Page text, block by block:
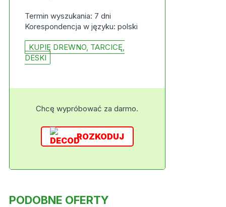
Termin wyszukania: 7 dni
Korespondencja w języku: polski
KUPIĘ DREWNO, TARCICĘ,
DESKI
Chcę wypróbować za darmo.
ROZKODUJ
PODOBNE OFERTY